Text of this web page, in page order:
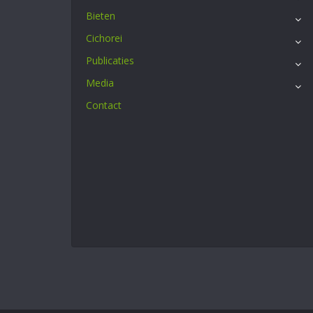
Bieten
Cichorei
Publicaties
Media
Contact